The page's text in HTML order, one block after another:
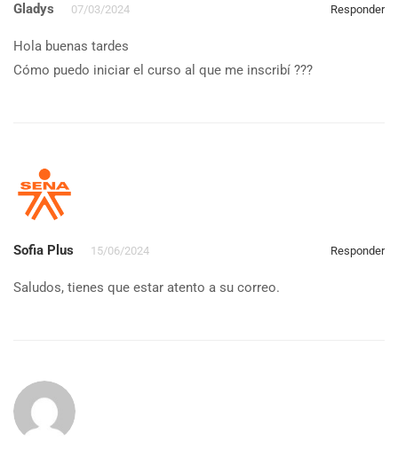
Gladys 07/03/2024 Responder
Hola buenas tardes
Cómo puedo iniciar el curso al que me inscribí ???
Sofia Plus 15/06/2024 Responder
Saludos, tienes que estar atento a su correo.